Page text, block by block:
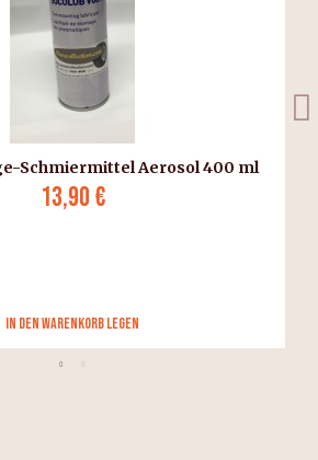
Schmiermittel Aerosol 400 ml
13,90 €
in den Warenkorb legen